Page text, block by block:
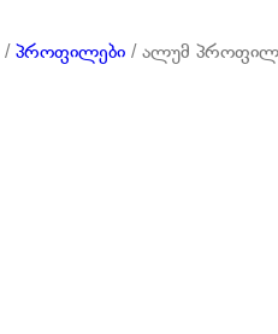
/ პროფილები / ალუმ